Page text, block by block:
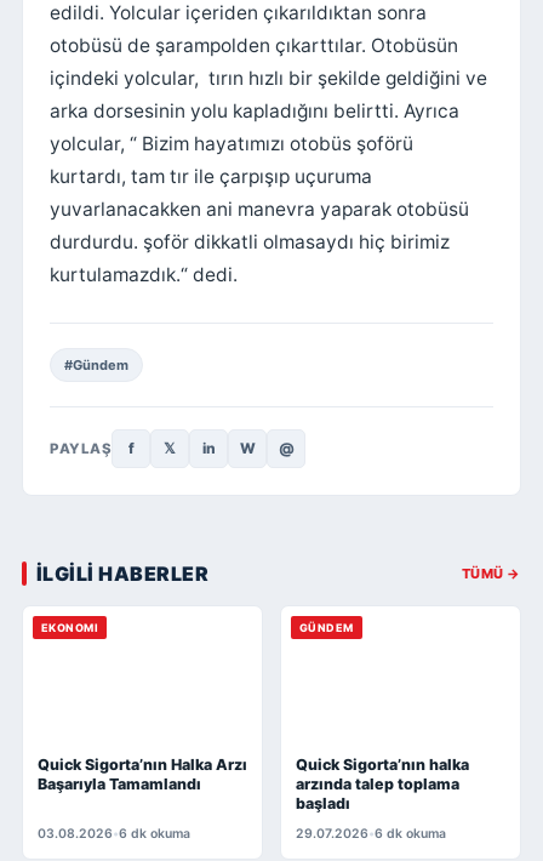
edildi. Yolcular içeriden çıkarıldıktan sonra
otobüsü de şarampolden çıkarttılar. Otobüsün
içindeki yolcular, tırın hızlı bir şekilde geldiğini ve
arka dorsesinin yolu kapladığını belirtti. Ayrıca
yolcular, “ Bizim hayatımızı otobüs şoförü
kurtardı, tam tır ile çarpışıp uçuruma
yuvarlanacakken ani manevra yaparak otobüsü
durdurdu. şoför dikkatli olmasaydı hiç birimiz
kurtulamazdık.“ dedi.
#Gündem
PAYLAŞ f 𝕏 in W @
İLGİLİ HABERLER TÜMÜ →
EKONOMI
Quick Sigorta’nın Halka Arzı
Başarıyla Tamamlandı
03.08.2026•6 dk okuma
GÜNDEM
Quick Sigorta’nın halka
arzında talep toplama
başladı
29.07.2026•6 dk okuma